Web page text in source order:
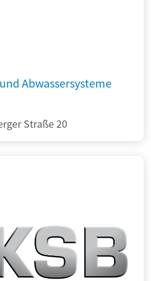
Abwassersysteme
Straße 20